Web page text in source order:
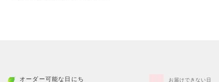
オーダー可能な日にち お届けできない日